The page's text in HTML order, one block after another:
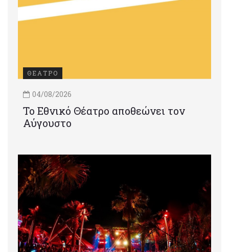
ΘΕΑΤΡΟ
04/08/2026
Το Εθνικό Θέατρο αποθεώνει τον
Αύγουστο